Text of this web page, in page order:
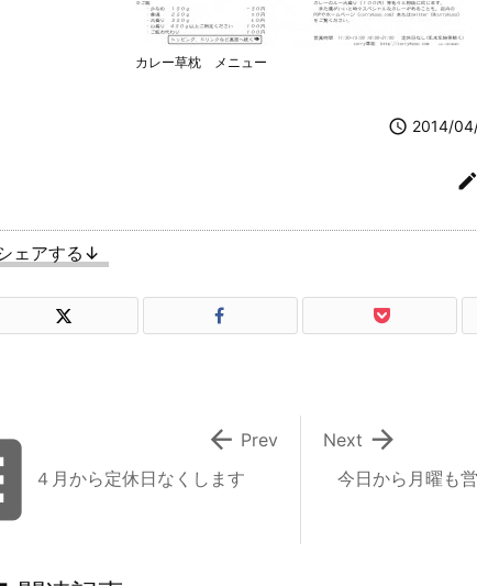
カレー草枕 メニュー
 2014/

ェアする↓
今日から月曜も営

Next
４月から定休日なくします
 Prev